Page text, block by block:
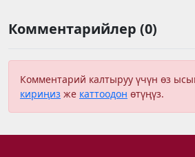
Комментарийлер (0)
Комментарий калтыруу үчүн өз
кириңиз же каттоодон өтүңүз.